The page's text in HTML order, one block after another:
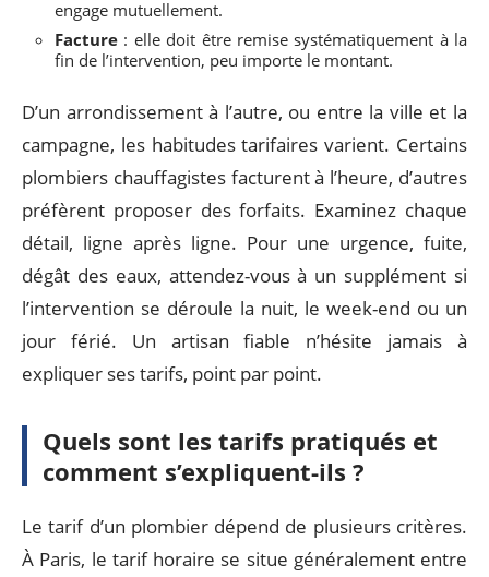
engage mutuellement.
Facture : elle doit être remise systématiquement à la
fin de l’intervention, peu importe le montant.
D’un arrondissement à l’autre, ou entre la ville et la
campagne, les habitudes tarifaires varient. Certains
plombiers chauffagistes facturent à l’heure, d’autres
préfèrent proposer des forfaits. Examinez chaque
détail, ligne après ligne. Pour une urgence, fuite,
dégât des eaux, attendez-vous à un supplément si
l’intervention se déroule la nuit, le week-end ou un
jour férié. Un artisan fiable n’hésite jamais à
expliquer ses tarifs, point par point.
Quels sont les tarifs pratiqués et
comment s’expliquent-ils ?
Le tarif d’un plombier dépend de plusieurs critères.
À Paris, le tarif horaire se situe généralement entre